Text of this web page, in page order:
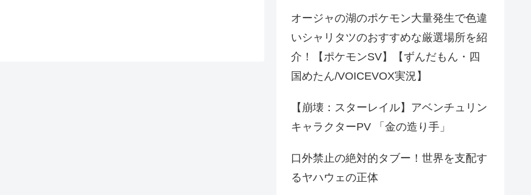
オージャの湖のポケモン大量発生で色違
いシャリタツのおすすめな厳選場所を紹
介！【ポケモンSV】【ずんだもん・四
国めたん/VOICEVOX実況】
【崩壊：スターレイル】アベンチュリン
キャラクターPV 「金の造り手」
口外禁止の絶対的タブー！世界を支配す
るヤハウェの正体